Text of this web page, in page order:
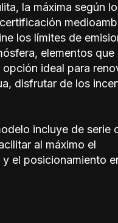
la máxima según
los límites de
elementos que
ideal para
disfrutar de los
incluye de serie
al máximo el
el posicionamiento